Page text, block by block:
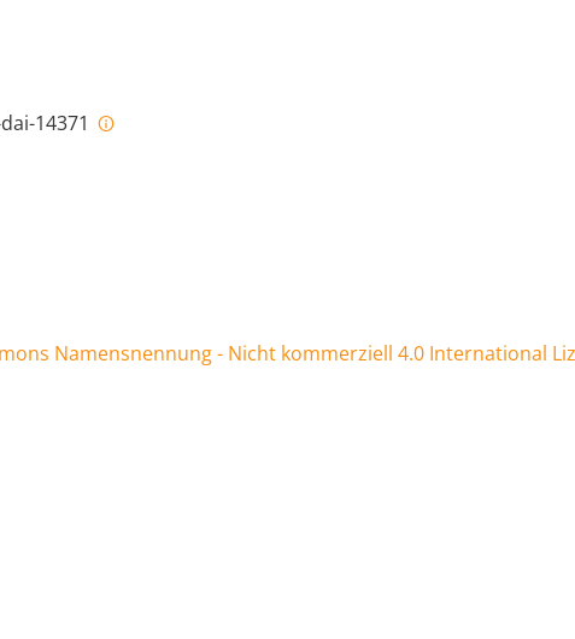
14371
Namensnennung - Nicht kommerziell 4.0 International